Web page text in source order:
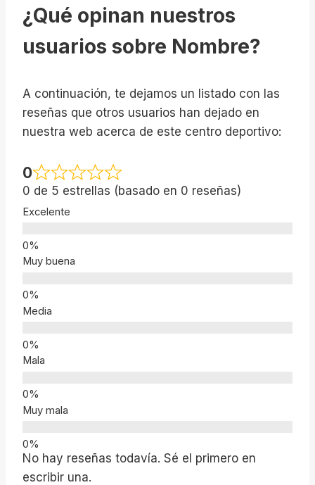
¿Qué opinan nuestros
usuarios sobre Nombre?
A continuación, te dejamos un listado con las
reseñas que otros usuarios han dejado en
nuestra web acerca de este centro deportivo:
0
0 de 5 estrellas (basado en 0 reseñas)
Excelente
Muy buena
Media
Mala
Muy mala
No hay reseñas todavía. Sé el primero en
escribir una.